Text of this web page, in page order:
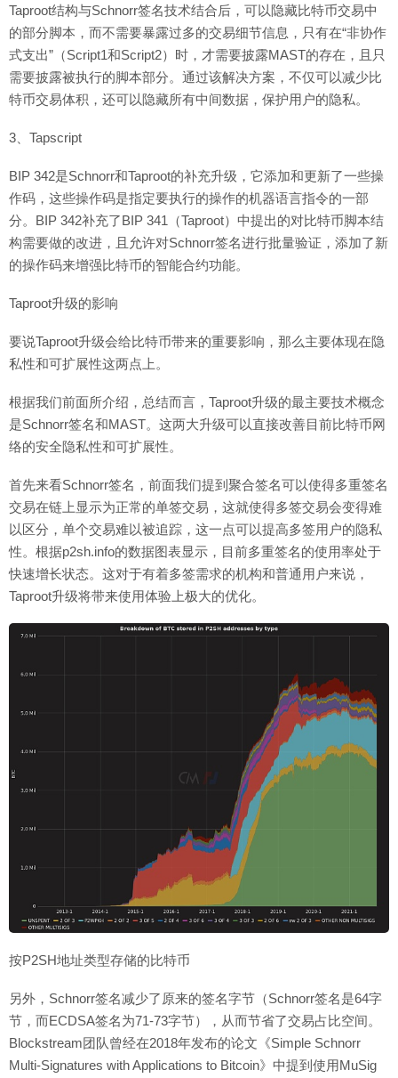
Taproot结构与Schnorr签名技术结合后，可以隐藏比特币交易中
的部分脚本，而不需要暴露过多的交易细节信息，只有在“非协作
式支出”（Script1和Script2）时，才需要披露MAST的存在，且只
需要披露被执行的脚本部分。通过该解决方案，不仅可以减少比
特币交易体积，还可以隐藏所有中间数据，保护用户的隐私。
3、Tapscript
BIP 342是Schnorr和Taproot的补充升级，它添加和更新了一些操
作码，这些操作码是指定要执行的操作的机器语言指令的一部
分。BIP 342补充了BIP 341（Taproot）中提出的对比特币脚本结
构需要做的改进，且允许对Schnorr签名进行批量验证，添加了新
的操作码来增强比特币的智能合约功能。
Taproot升级的影响
要说Taproot升级会给比特币带来的重要影响，那么主要体现在隐
私性和可扩展性这两点上。
根据我们前面所介绍，总结而言，Taproot升级的最主要技术概念
是Schnorr签名和MAST。这两大升级可以直接改善目前比特币网
络的安全隐私性和可扩展性。
首先来看Schnorr签名，前面我们提到聚合签名可以使得多重签名
交易在链上显示为正常的单签交易，这就使得多签交易会变得难
以区分，单个交易难以被追踪，这一点可以提高多签用户的隐私
性。根据p2sh.info的数据图表显示，目前多重签名的使用率处于
快速增长状态。这对于有着多签需求的机构和普通用户来说，
Taproot升级将带来使用体验上极大的优化。
按P2SH地址类型存储的比特币
另外，Schnorr签名减少了原来的签名字节（Schnorr签名是64字
节，而ECDSA签名为71-73字节），从而节省了交易占比空间。
Blockstream团队曾经在2018年发布的论文《Simple Schnorr
Multi-Signatures with Applications to Bitcoin》中提到使用MuSig